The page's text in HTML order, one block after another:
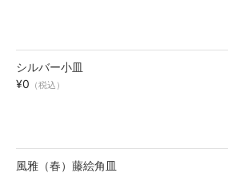
シルバー小皿
¥0 （税込）
風雅（春）藤絵角皿